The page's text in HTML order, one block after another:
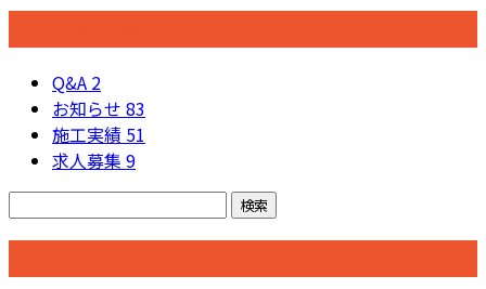
Q&A 2
お知らせ 83
施工実績 51
求人募集 9